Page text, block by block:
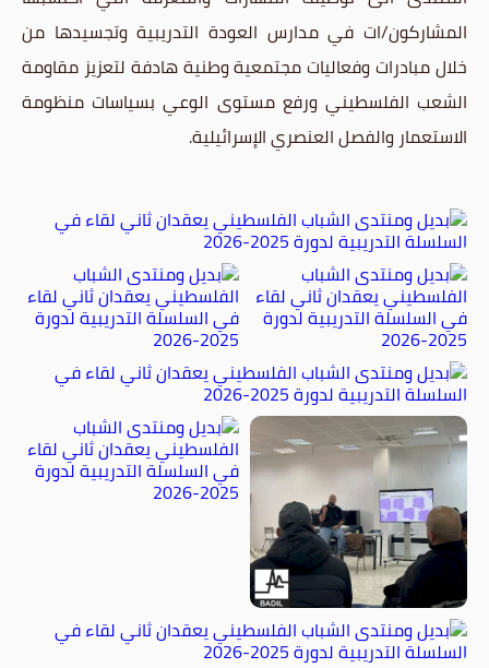
المشاركون/ات في مدارس العودة التدريبية وتجسيدها من
خلال مبادرات وفعاليات مجتمعية وطنية هادفة لتعزيز مقاومة
الشعب الفلسطيني ورفع مستوى الوعي بسياسات منظومة
الاستعمار والفصل العنصري الإسرائيلية.